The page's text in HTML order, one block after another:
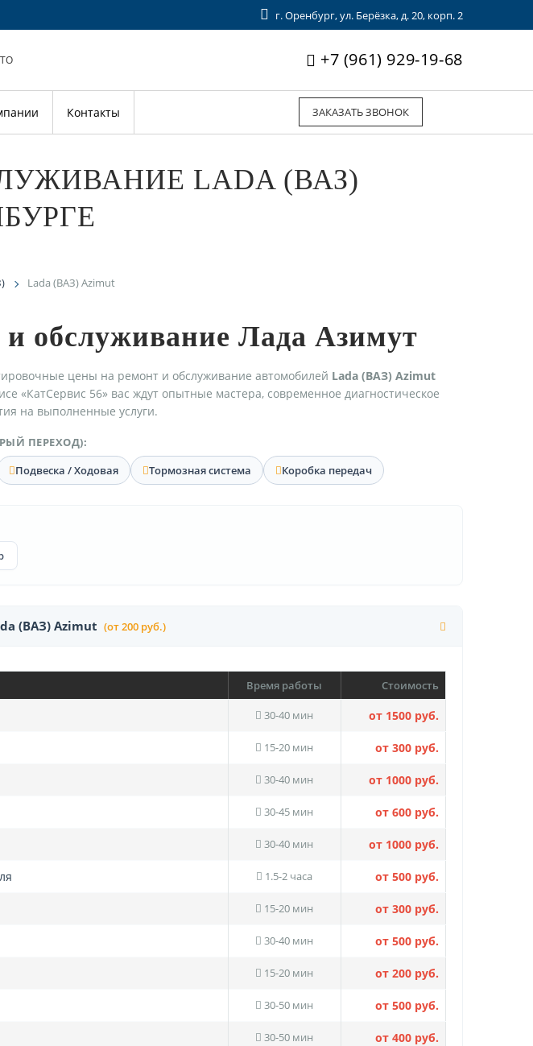
г. Оренбург, ул. Берёзка, д. 20, корп. 2
+7 (961) 929-19-68
ЗАКАЗАТЬ ЗВОНОК
Контакты
LADA (ВАЗ)
Lada (ВАЗ) Azimut
обслуживание Лада Азимут
цены на ремонт и обслуживание автомобилей Lada (ВАЗ) Azimut
«КатСервис 56» вас ждут опытные мастера, современное диагностическое
на выполненные услуги.
ПЕРЕХОД):
Подвеска / Ходовая Тормозная система Коробка передач
(ВАЗ) Azimut (от 200 руб.)
Время работы Стоимость
30-40 мин от 1500 руб.
15-20 мин от 300 руб.
30-40 мин от 1000 руб.
30-45 мин от 600 руб.
30-40 мин от 1000 руб.
1.5-2 часа от 500 руб.
15-20 мин от 300 руб.
30-40 мин от 500 руб.
15-20 мин от 200 руб.
30-50 мин от 500 руб.
30-50 мин от 400 руб.